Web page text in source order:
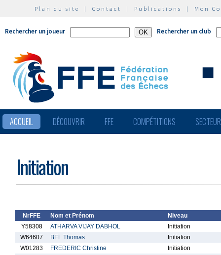
Plan du site | Contact | Publications | Mon
Rechercher un joueur Rechercher un club
ACCUEIL DÉCOUVRIR FFE COMPÉTITIONS
Initiation
NrFFE Nom et Prénom
Niveau
Y58308
ATHARVA VIJAY DABHOL
Initiation
W64607
BEL Thomas
Initiation
W01283
FREDERIC Christine
Initiation